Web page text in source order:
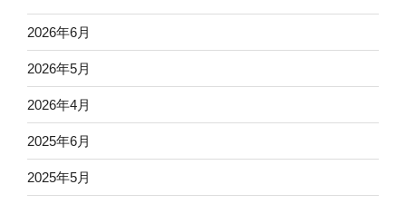
2026年6月
2026年5月
2026年4月
2025年6月
2025年5月